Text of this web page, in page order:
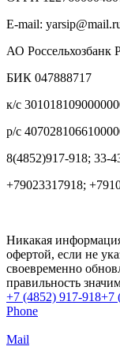
E-mail:
АО
БИК 047888717
к/с
р/с
8(4852)917-918; 33-
+79023317918;
Никакая
офертой, если не
своевременно
правильность
+7 (4852) 917-918+7
Phone
Mail